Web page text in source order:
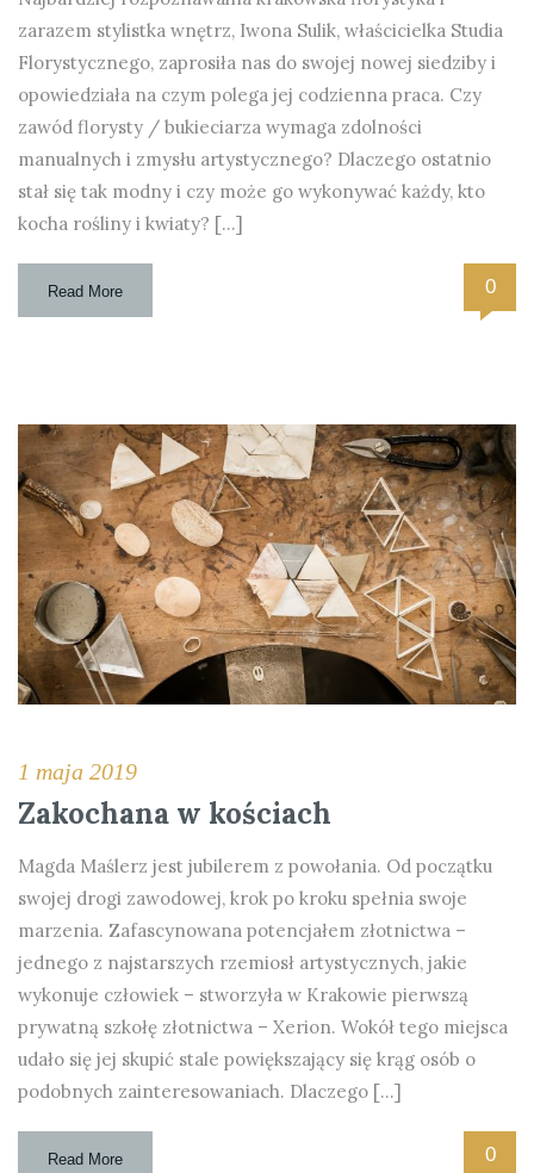
zarazem stylistka wnętrz, Iwona Sulik, właścicielka Studia
Florystycznego, zaprosiła nas do swojej nowej siedziby i
opowiedziała na czym polega jej codzienna praca. Czy
zawód florysty / bukieciarza wymaga zdolności
manualnych i zmysłu artystycznego? Dlaczego ostatnio
stał się tak modny i czy może go wykonywać każdy, kto
kocha rośliny i kwiaty? […]
Read More 0
1 maja 2019
Zakochana w kościach
Magda Maślerz jest jubilerem z powołania. Od początku
swojej drogi zawodowej, krok po kroku spełnia swoje
marzenia. Zafascynowana potencjałem złotnictwa –
jednego z najstarszych rzemiosł artystycznych, jakie
wykonuje człowiek – stworzyła w Krakowie pierwszą
prywatną szkołę złotnictwa – Xerion. Wokół tego miejsca
udało się jej skupić stale powiększający się krąg osób o
podobnych zainteresowaniach. Dlaczego […]
Read More 0